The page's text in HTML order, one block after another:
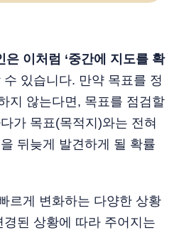
이처럼 ‘중간에 지도를 확
수 있습니다. 만약 목표를 정
지 않는다면, 목표를 점검할
가 목표(목적지)와는 전혀
뒤늦게 발견하게 될 확률
르게 변화하는 다양한 상황
된 상황에 따라 주어지는